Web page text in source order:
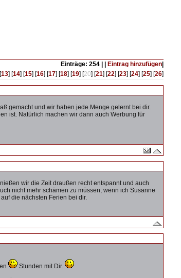
Einträge: 254 | | Eintrag hinzufügen
13] [14] [15] [16] [17] [18] [19] [20] [21] [22] [23] [24] [25] [26]
gemacht und wir haben jede Menge gelernt bei dir.
ist. Natürlich machen wir dann auch Werbung für
wir die Zeit draußen recht entspannt und auch
nicht mehr schämen zu müssen, wenn ich Susanne
die nächsten Ferien bei dir.
Stunden mit Dir.